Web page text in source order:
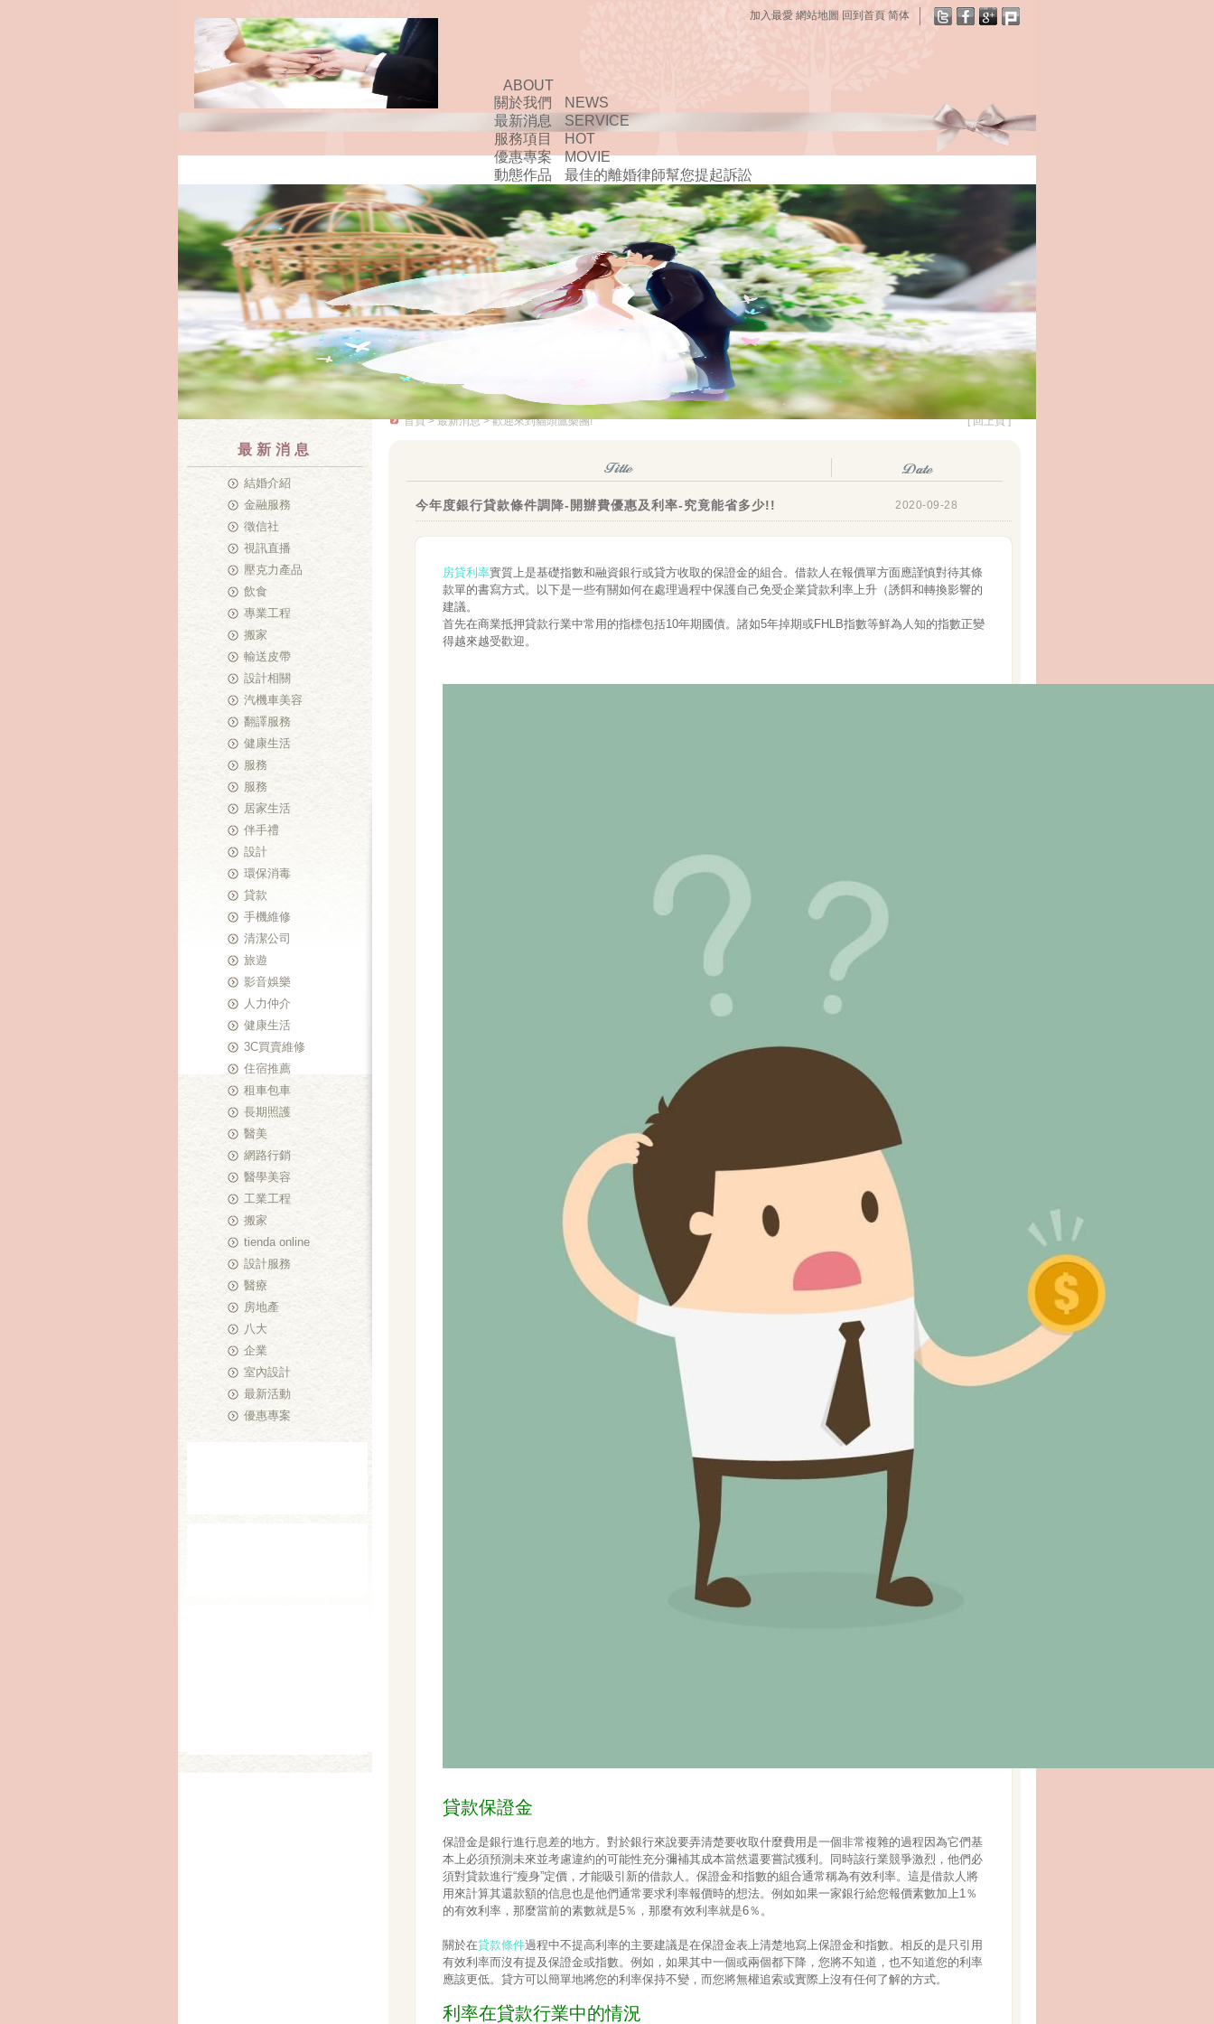
加入最愛 網站地圖 回到首頁 简体
ABOUT
關於我們
NEWS
最新消息
SERVICE
服務項目
HOT
優惠專案
MOVIE
動態作品
最佳的離婚律師幫您提起訴訟
最新消息
結婚介紹
金融服務
徵信社
視訊直播
壓克力產品
飲食
專業工程
搬家
輸送皮帶
設計相關
汽機車美容
翻譯服務
健康生活
服務
服務
居家生活
伴手禮
設計
環保消毒
貸款
手機維修
清潔公司
旅遊
影音娛樂
人力仲介
健康生活
3C買賣維修
住宿推薦
租車包車
長期照護
醫美
網路行銷
醫學美容
工業工程
搬家
tienda online
設計服務
醫療
房地產
八大
企業
室內設計
最新活動
優惠專案
首頁>最新消息> 歡迎來到貓頭鷹樂團! [ 回上頁 ]
今年度銀行貸款條件調降-開辦費優惠及利率-究竟能省多少!! 2020-09-28
房貸利率實質上是基礎指數和融資銀行或貸方收取的保證金的組合。借款人在報價單方面應謹慎對待其條
款單的書寫方式。以下是一些有關如何在處理過程中保護自己免受企業貸款利率上升（誘餌和轉換影響的
建議。
首先在商業抵押貸款行業中常用的指標包括10年期國債。諸如5年掉期或FHLB指數等鮮為人知的指數正變
得越來越受歡迎。
貸款保證金
保證金是銀行進行息差的地方。對於銀行來說要弄清楚要收取什麼費用是一個非常複雜的過程因為它們基
本上必須預測未來並考慮違約的可能性充分彌補其成本當然還要嘗試獲利。同時該行業競爭激烈，他們必
須對貸款進行“瘦身”定價，才能吸引新的借款人。保證金和指數的組合通常稱為有效利率。這是借款人將
用來計算其還款額的信息也是他們通常要求利率報價時的想法。例如如果一家銀行給您報價素數加上1％
的有效利率，那麼當前的素數就是5％，那麼有效利率就是6％。
關於在貸款條件過程中不提高利率的主要建議是在保證金表上清楚地寫上保證金和指數。相反的是只引用
有效利率而沒有提及保證金或指數。例如，如果其中一個或兩個都下降，您將不知道，也不知道您的利率
應該更低。貸方可以簡單地將您的利率保持不變，而您將無權追索或實際上沒有任何了解的方式。
利率在貸款行業中的情況